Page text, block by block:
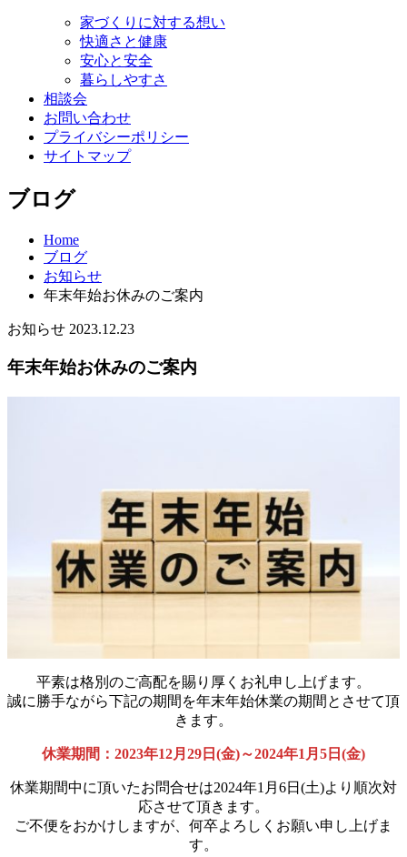
家づくりに対する想い
快適さと健康
安心と安全
暮らしやすさ
相談会
お問い合わせ
プライバシーポリシー
サイトマップ
ブログ
Home
ブログ
お知らせ
年末年始お休みのご案内
お知らせ 2023.12.23
年末年始お休みのご案内
平素は格別のご高配を賜り厚くお礼申し上げます。
誠に勝手ながら下記の期間を年末年始休業の期間とさせて頂
きます。
休業期間：2023年12月29日(金)～2024年1月5日(金)
休業期間中に頂いたお問合せは2024年1月6日(土)より順次対
応させて頂きます。
ご不便をおかけしますが、何卒よろしくお願い申し上げま
す。